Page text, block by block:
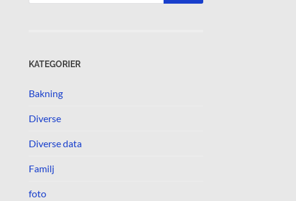
KATEGORIER
Bakning
Diverse
Diverse data
Familj
foto